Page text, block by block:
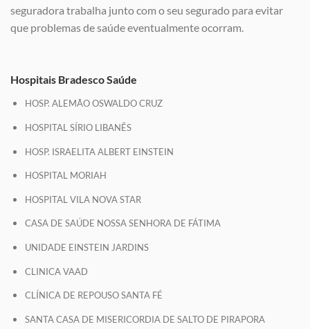
seguradora trabalha junto com o seu segurado para evitar
que problemas de saúde eventualmente ocorram.
Hospitais Bradesco Saúde
HOSP. ALEMÃO OSWALDO CRUZ
HOSPITAL SÍRIO LIBANÊS
HOSP. ISRAELITA ALBERT EINSTEIN
HOSPITAL MORIAH
HOSPITAL VILA NOVA STAR
CASA DE SAÚDE NOSSA SENHORA DE FÁTIMA
UNIDADE EINSTEIN JARDINS
CLINICA VAAD
CLÍNICA DE REPOUSO SANTA FÉ
SANTA CASA DE MISERICORDIA DE SALTO DE PIRAPORA